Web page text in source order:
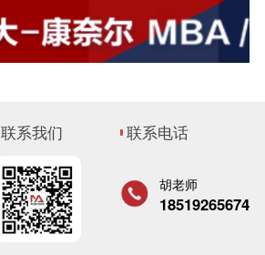
联系我们 联系电话
胡老师
18519265674